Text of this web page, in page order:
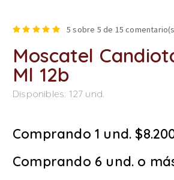
5 sobre 5 de 15
Moscatel
Ml 12b
Disponibles: 127 und.
Comprando 1 und.
Comprando 6 und. o